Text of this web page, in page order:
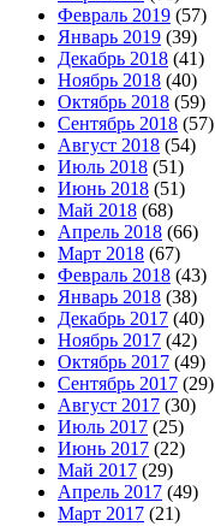
Февраль 2019 (57)
Январь 2019 (39)
Декабрь 2018 (41)
Ноябрь 2018 (40)
Октябрь 2018 (59)
Сентябрь 2018 (57)
Август 2018 (54)
Июль 2018 (51)
Июнь 2018 (51)
Май 2018 (68)
Апрель 2018 (66)
Март 2018 (67)
Февраль 2018 (43)
Январь 2018 (38)
Декабрь 2017 (40)
Ноябрь 2017 (42)
Октябрь 2017 (49)
Сентябрь 2017 (29)
Август 2017 (30)
Июль 2017 (25)
Июнь 2017 (22)
Май 2017 (29)
Апрель 2017 (49)
Март 2017 (21)